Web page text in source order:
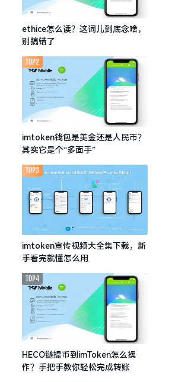
ethice怎么读？这词儿到底念啥，
别搞错了
imtoken钱包是美金还是人民币？
其实它是个“多面手”
TOP2
imtoken宣传视频大全集下载，新
手看完就懂怎么用
TOP3
HECO链提币到imToken怎么操
作？手把手教你轻松完成转账
TOP4